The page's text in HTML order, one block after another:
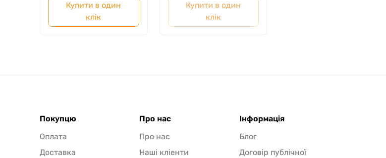
Купити в один
клік
Купити в один
клік
Покупцю
Оплата
Доставка
Про нас
Про нас
Наші кліенти
Інформація
Блог
Договір публічної